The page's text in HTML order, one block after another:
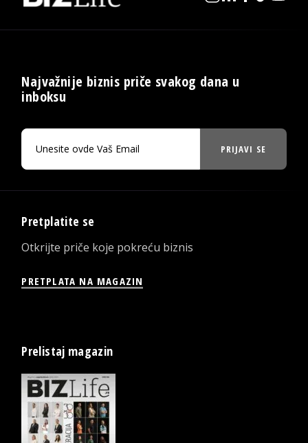
Najvažnije biznis priče svakog dana u
inboksu
PRIJAVI SE
Pretplatite se
Otkrijte priče koje pokreću biznis
PRETPLATA NA MAGAZIN
Prelistaj magazin